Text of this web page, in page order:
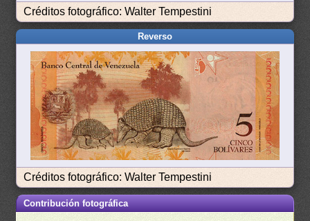
Créditos fotográfico: Walter Tempestini
Reverso
Créditos fotográfico: Walter Tempestini
Contribución fotográfica